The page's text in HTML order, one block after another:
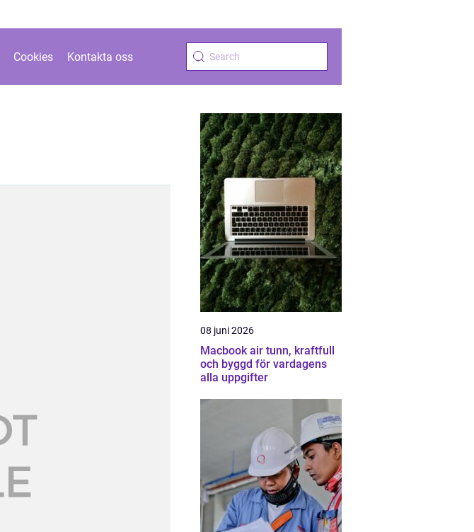
Cookies Kontakta oss
08 juni 2026
Macbook air tunn, kraftfull
och byggd för vardagens
alla uppgifter